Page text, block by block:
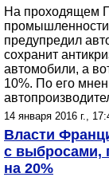
На проходящем
предупредил
сохранит
автомобили, а
10%. По его
14 января 2016 г.,
Власти
с выбросами,
на 20%